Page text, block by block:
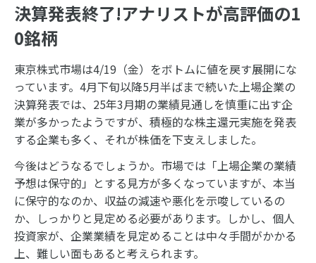
決算発表終了!アナリストが高評価の1
0銘柄
東京株式市場は4/19（金）をボトムに値を戻す展開にな
っています。4月下旬以降5月半ばまで続いた上場企業の
決算発表では、25年3月期の業績見通しを慎重に出す企
業が多かったようですが、積極的な株主還元実施を発表
する企業も多く、それが株価を下支えしました。
今後はどうなるでしょうか。市場では「上場企業の業績
予想は保守的」とする見方が多くなっていますが、本当
に保守的なのか、収益の減速や悪化を示唆しているの
か、しっかりと見定める必要があります。しかし、個人
投資家が、企業業績を見定めることは中々手間がかかる
上、難しい面もあると考えられます。